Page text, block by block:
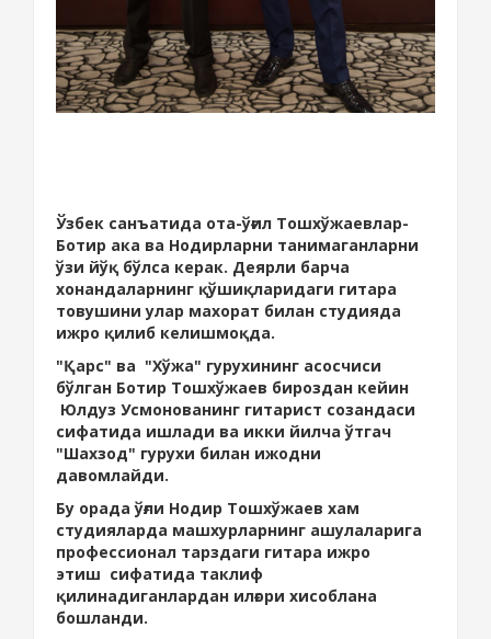
Ўзбек санъатида ота-ўғил Тошхўжаевлар-
Ботир ака ва Нодирларни танимаганларни
ўзи йўқ бўлса керак. Деярли барча
хонандаларнинг қўшиқларидаги гитара
товушини улар махорат билан студияда
ижро қилиб келишмоқда.
"Қарс" ва "Хўжа" гурухининг асосчиси
бўлган Ботир Тошхўжаев бироздан кейин
Юлдуз Усмонованинг гитарист созандаси
сифатида ишлади ва икки йилча ўтгач
"Шахзод" гурухи билан ижодни
давомлайди.
Бу орада ўғли Нодир Тошхўжаев хам
студияларда машхурларнинг ашулаларига
профессионал тарздаги гитара ижро
этиш сифатида таклиф
қилинадиганлардан илғори хисоблана
бошланди.